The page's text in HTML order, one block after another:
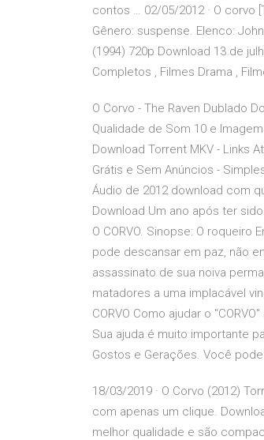
contos … 02/05/2012 · O corvo
Gênero: suspense. Elenco:
(1994) 720p Download 13 de
Completos , Filmes Drama ,
O Corvo - The Raven Dublado
Qualidade de Som 10 e
Download Torrent MKV - Links
Grátis e Sem Anúncios -
Áudio de 2012 download com
Download Um ano após ter
O CORVO. Sinopse: O roqueiro
pode descansar em paz, não
assassinato de sua noiva
matadores a uma implacável
CORVO Como ajudar o
Sua ajuda é muito importante
Gostos e Gerações. Você
18/03/2019 · O Corvo (2012)
com apenas um clique.
melhor qualidade e são